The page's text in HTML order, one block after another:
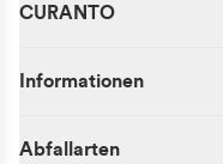
CURANTO
Informationen
Abfallarten